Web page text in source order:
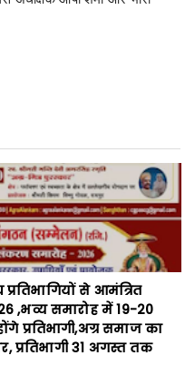
से आमंत्रित
,भव्य समारोह में 19-20
प्रतिभागी,अग्र समाज का
प्रतिभागी 31 अगस्त तक